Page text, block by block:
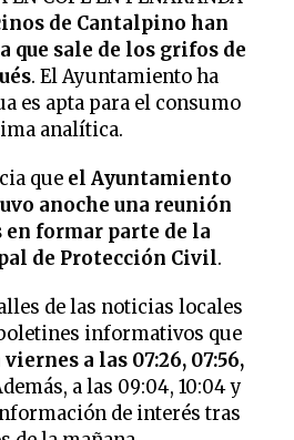
de Cantalpino han
que sale de los grifos de
. El Ayuntamiento ha
es apta para el consumo
analítica.
que el Ayuntamiento
anoche una reunión
formar parte de la
de Protección Civil.
de las noticias locales
informativos que
a las 07:26, 07:56,
a las 09:04, 10:04 y
de interés tras